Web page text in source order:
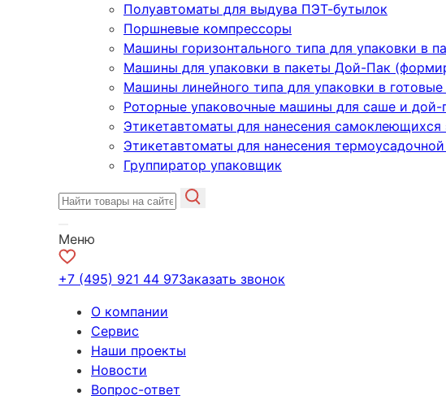
Полуавтоматы для выдува ПЭТ-бутылок
Поршневые компрессоры
Машины горизонтального типа для упаковки в
Машины для упаковки в пакеты Дой-Пак
Машины линейного типа для упаковки в
Роторные упаковочные машины для саше и дой-
Этикетавтоматы для нанесения самоклеющихся
Этикетавтоматы для нанесения
Группиратор упаковщик
Меню
+7 (495) 921 44 97Заказать звонок
О компании
Сервис
Наши проекты
Новости
Вопрос-ответ